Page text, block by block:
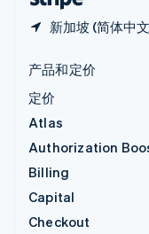
新加坡 (简体中
产品和定价
定价
Atlas
Authorization
Billing
Capital
Checkout